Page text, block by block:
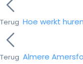
Terug Hoe werkt
Terug Almere